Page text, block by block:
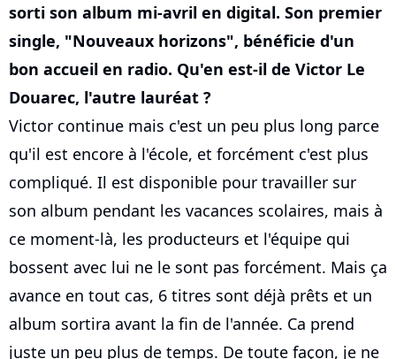
sorti son album mi-avril en digital. Son premier
single, "Nouveaux horizons", bénéficie d'un
bon accueil en radio. Qu'en est-il de Victor Le
Douarec, l'autre lauréat ?
Victor continue mais c'est un peu plus long parce
qu'il est encore à l'école, et forcément c'est plus
compliqué. Il est disponible pour travailler sur
son album pendant les vacances scolaires, mais à
ce moment-là, les producteurs et l'équipe qui
bossent avec lui ne le sont pas forcément. Mais ça
avance en tout cas, 6 titres sont déjà prêts et un
album sortira avant la fin de l'année. Ca prend
juste un peu plus de temps. De toute façon, je ne